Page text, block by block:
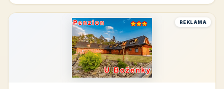
REKLAMA